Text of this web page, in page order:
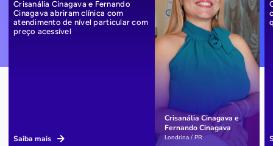
Crisanália Cinagava e
Fernando Cinagava
Londrina / PR
Crisanália Cinagava e Fernando
Cinagava abriram clínica com
atendimento de nível particular com
preço acessível
Saiba mais